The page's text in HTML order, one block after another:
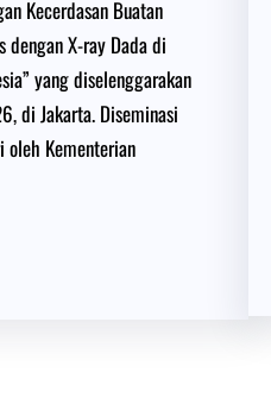
Kecerdasan Buatan
dengan X-ray Dada di
yang diselenggarakan
di Jakarta. Diseminasi
Kementerian